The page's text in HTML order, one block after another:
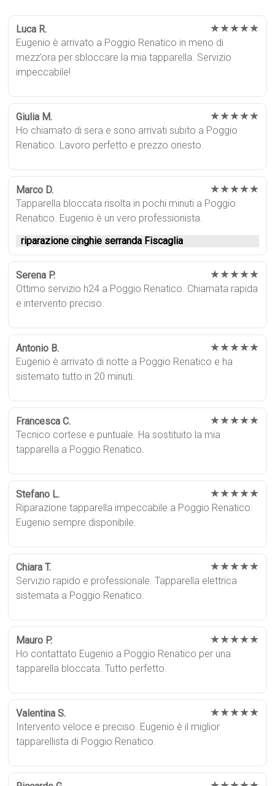
Luca R. ★★★★★
Eugenio è arrivato a Poggio Renatico in meno di
mezz’ora per sbloccare la mia tapparella. Servizio
impeccabile!
Giulia M. ★★★★★
Ho chiamato di sera e sono arrivati subito a Poggio
Renatico. Lavoro perfetto e prezzo onesto.
Marco D. ★★★★★
Tapparella bloccata risolta in pochi minuti a Poggio
Renatico. Eugenio è un vero professionista.
riparazione cinghie serranda Fiscaglia
Serena P. ★★★★★
Ottimo servizio h24 a Poggio Renatico. Chiamata rapida
e intervento preciso.
Antonio B. ★★★★★
Eugenio è arrivato di notte a Poggio Renatico e ha
sistemato tutto in 20 minuti.
Francesca C. ★★★★★
Tecnico cortese e puntuale. Ha sostituito la mia
tapparella a Poggio Renatico.
Stefano L. ★★★★★
Riparazione tapparella impeccabile a Poggio Renatico.
Eugenio sempre disponibile.
Chiara T. ★★★★★
Servizio rapido e professionale. Tapparella elettrica
sistemata a Poggio Renatico.
Mauro P. ★★★★★
Ho contattato Eugenio a Poggio Renatico per una
tapparella bloccata. Tutto perfetto.
Valentina S. ★★★★★
Intervento veloce e preciso. Eugenio è il miglior
tapparellista di Poggio Renatico.